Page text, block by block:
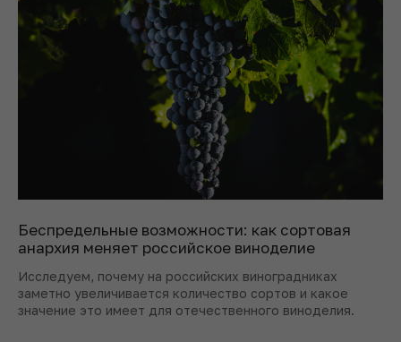
Беспредельные возможности: как сортовая
анархия меняет российское виноделие
Исследуем, почему на российских виноградниках
заметно увеличивается количество сортов и какое
значение это имеет для отечественного виноделия.